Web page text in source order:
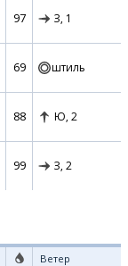
97 З, 1
69 штиль
88 Ю, 2
99 З, 2
Ветер